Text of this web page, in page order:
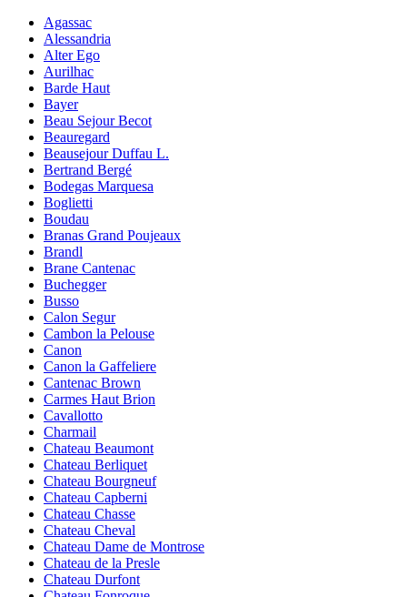
Agassac
Alessandria
Alter Ego
Aurilhac
Barde Haut
Bayer
Beau Sejour Becot
Beauregard
Beausejour Duffau L.
Bertrand Bergé
Bodegas Marquesa
Boglietti
Boudau
Branas Grand Poujeaux
Brandl
Brane Cantenac
Buchegger
Busso
Calon Segur
Cambon la Pelouse
Canon
Canon la Gaffeliere
Cantenac Brown
Carmes Haut Brion
Cavallotto
Charmail
Chateau Beaumont
Chateau Berliquet
Chateau Bourgneuf
Chateau Capberni
Chateau Chasse
Chateau Cheval
Chateau Dame de Montrose
Chateau de la Presle
Chateau Durfont